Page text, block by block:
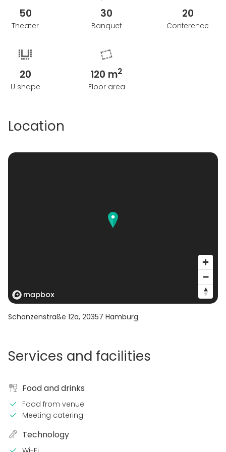
50
Theater
30
Banquet
20
Conference
20
U shape
120 m2
Floor area
Location
Schanzenstraße 12a, 20357 Hamburg
Services and facilities
Food and drinks
Food from venue
Meeting catering
Technology